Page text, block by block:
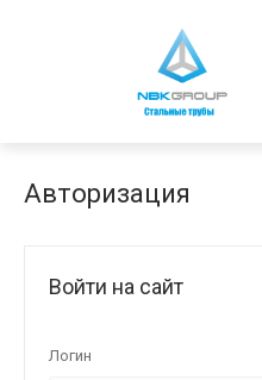
Авторизация
Войти на сайт
Логин